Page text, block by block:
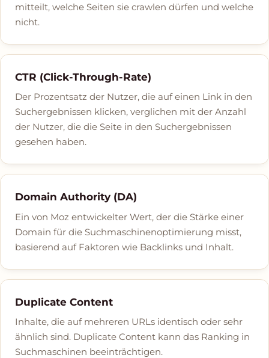
mitteilt, welche Seiten sie crawlen dürfen und welche
nicht.
CTR (Click-Through-Rate)
Der Prozentsatz der Nutzer, die auf einen Link in den
Suchergebnissen klicken, verglichen mit der Anzahl
der Nutzer, die die Seite in den Suchergebnissen
gesehen haben.
Domain Authority (DA)
Ein von Moz entwickelter Wert, der die Stärke einer
Domain für die Suchmaschinenoptimierung misst,
basierend auf Faktoren wie Backlinks und Inhalt.
Duplicate Content
Inhalte, die auf mehreren URLs identisch oder sehr
ähnlich sind. Duplicate Content kann das Ranking in
Suchmaschinen beeinträchtigen.